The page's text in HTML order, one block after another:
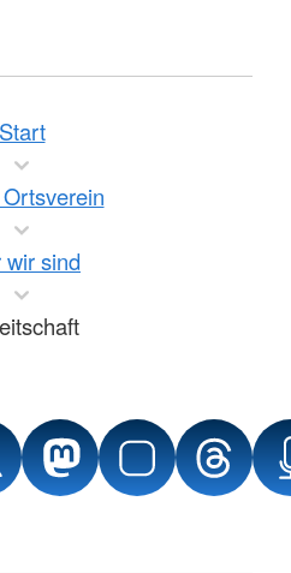
Start
wir sind